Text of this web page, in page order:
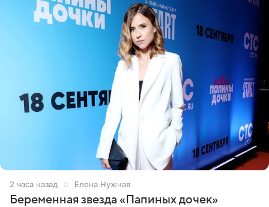
2 часа назад Елена Нужная
Беременная звезда «Папиных дочек»